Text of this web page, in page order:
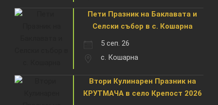
Пети Празник на Баклавата и
Селски събор в с. Кошарна
5 сеп. 26
с. Кошарна
Втори Кулинарен Празник на
КРУТМАЧА в село Крепост 2026